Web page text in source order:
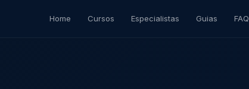
Home Cursos Especialistas Guias FAQ